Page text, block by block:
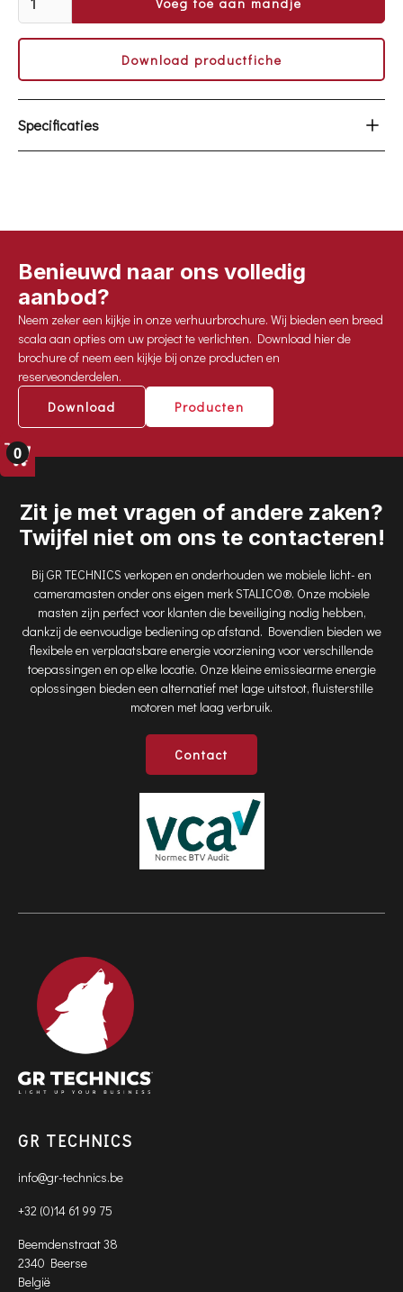
Download productfiche
Specificaties
Armatuur: volledig IP65
0
Benieuwd naar ons volledig
aanbod?
Neem zeker een kijkje in onze verhuurbrochure. Wij bieden een breed
scala aan opties om uw project te verlichten. Download hier de
brochure of neem een kijkje bij onze producten en
reserveonderdelen.
Download
Producten
Zit je met vragen of andere zaken?
Twijfel niet om ons te contacteren!
Bij GR TECHNICS verkopen en onderhouden we mobiele licht- en
cameramasten onder ons eigen merk STALICO®. Onze mobiele
masten zijn perfect voor klanten die beveiliging nodig hebben,
dankzij de eenvoudige bediening op afstand. Bovendien bieden we
flexibele en verplaatsbare energie voorziening voor verschillende
toepassingen en op elke locatie. Onze kleine emissiearme energie
oplossingen bieden een alternatief met lage uitstoot, fluisterstille
motoren met laag verbruik.
Contact
GR TECHNICS
info@gr-technics.be
+32 (0)14 61 99 75
Beemdenstraat 38
2340 Beerse
België